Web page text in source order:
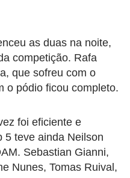
as duas na noite,
competição. Rafa
que sofreu com o
o pódio ficou completo.
foi eficiente e
5 teve ainda Neilson
Sebastian Gianni,
Nunes, Tomas Ruival,